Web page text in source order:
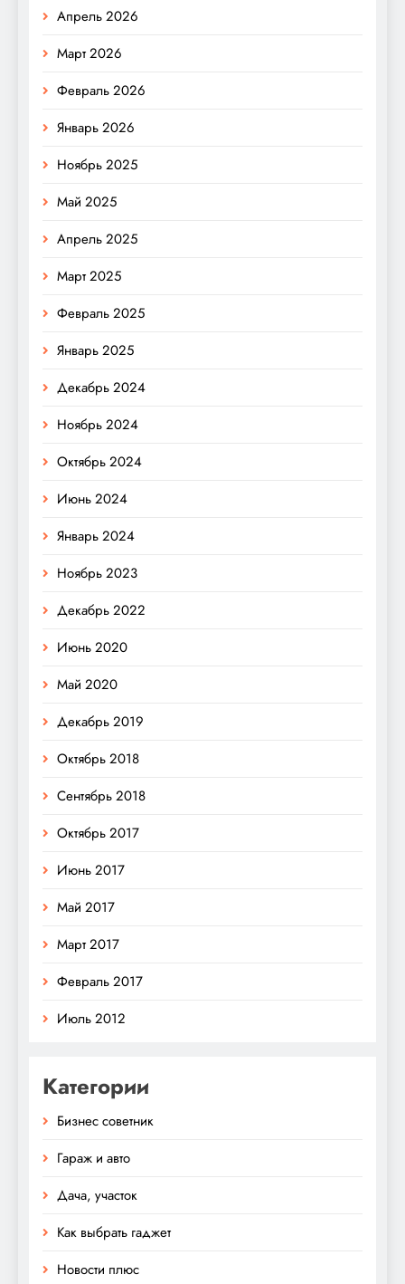
Апрель 2026
Март 2026
Февраль 2026
Январь 2026
Ноябрь 2025
Май 2025
Апрель 2025
Март 2025
Февраль 2025
Январь 2025
Декабрь 2024
Ноябрь 2024
Октябрь 2024
Июнь 2024
Январь 2024
Ноябрь 2023
Декабрь 2022
Июнь 2020
Май 2020
Декабрь 2019
Октябрь 2018
Сентябрь 2018
Октябрь 2017
Июнь 2017
Май 2017
Март 2017
Февраль 2017
Июль 2012
Категории
Бизнес советник
Гараж и авто
Дача, участок
Как выбрать гаджет
Новости плюс